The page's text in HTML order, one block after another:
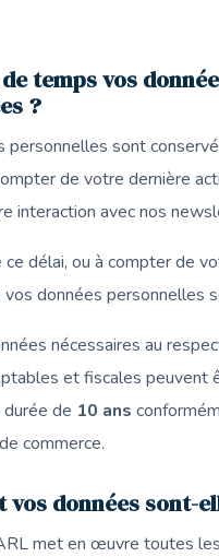
temps vos
?
personnelles sont
de votre dernière
interaction avec nos
délai, ou à compter de
vos données personnelles
nécessaires au
et fiscales peuvent
de 10 ans
commerce.
vos données sont-
met en œuvre toutes